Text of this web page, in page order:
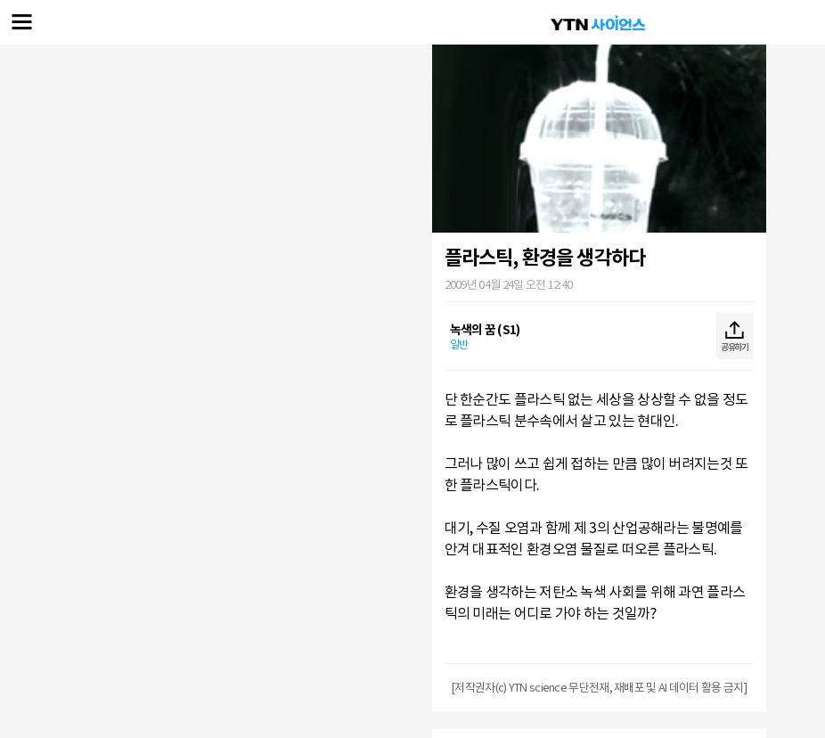
플라스틱, 환경을 생각하다
2009년 04월 24일 오전 12:40
녹색의 꿈 (S1)
일반 공유하기
단 한순간도 플라스틱 없는 세상을 상상할 수 없을 정도
로 플라스틱 분수속에서 살고 있는 현대인.
그러나 많이 쓰고 쉽게 접하는 만큼 많이 버려지는것 또
한 플라스틱이다.
대기, 수질 오염과 함께 제 3의 산업공해라는 불명예를
안겨 대표적인 환경오염 물질로 떠오른 플라스틱.
환경을 생각하는 저탄소 녹색 사회를 위해 과연 플라스
틱의 미래는 어디로 가야 하는 것일까?
[저작권자(c) YTN science 무단전재, 재배포 및 AI 데이터 활용 금지]